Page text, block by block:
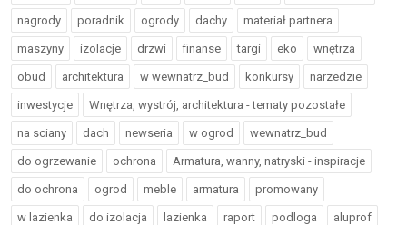
nagrody poradnik ogrody dachy materiał partnera
maszyny izolacje drzwi finanse targi eko wnętrza
obud architektura w wewnatrz_bud konkursy narzedzie
inwestycje Wnętrza, wystrój, architektura - tematy pozostałe
na sciany dach newseria w ogrod wewnatrz_bud
do ogrzewanie ochrona Armatura, wanny, natryski - inspiracje
do ochrona ogrod meble armatura promowany
w lazienka do izolacja lazienka raport podloga aluprof